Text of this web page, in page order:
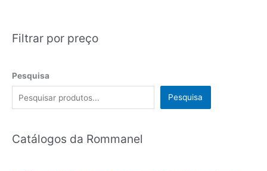
Filtrar por preço
Pesquisa
Pesquisa
Catálogos da Rommanel